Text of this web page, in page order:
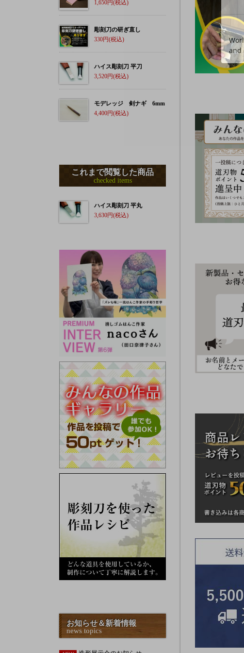
1,650
彫刻刀の研ぎ直し
330
ハイス彫刻刀 平刀
3,520
モデレッジ 剣ナギ 6mm
4,400
これまで閲覧した商品
checked items
ハイス彫刻刀 平丸
3,630
お知らせ＆新着情報
news topics